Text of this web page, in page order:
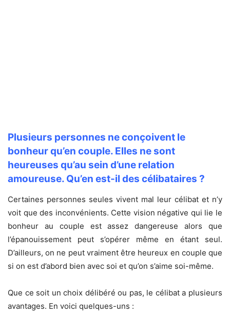
Plusieurs personnes ne conçoivent le
bonheur qu’en couple. Elles ne sont
heureuses qu’au sein d’une relation
amoureuse. Qu’en est-il des célibataires ?
Certaines personnes seules vivent mal leur célibat et n’y
voit que des inconvénients. Cette vision négative qui lie le
bonheur au couple est assez dangereuse alors que
l’épanouissement peut s’opérer même en étant seul.
D’ailleurs, on ne peut vraiment être heureux en couple que
si on est d’abord bien avec soi et qu’on s’aime soi-même.
Que ce soit un choix délibéré ou pas, le célibat a plusieurs
avantages. En voici quelques-uns :